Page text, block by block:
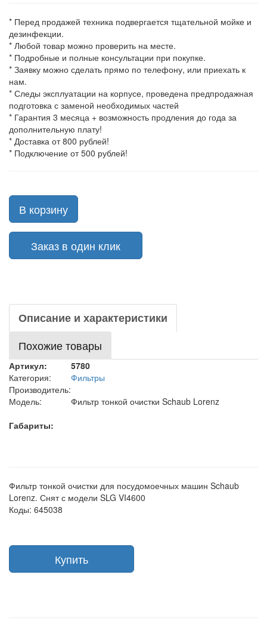
* Перед продажей техника подвергается тщательной мойке и
дезинфекции.
* Любой товар можно проверить на месте.
* Подробные и полные консультации при покупке.
* Заявку можно сделать прямо по телефону, или приехать к
нам.
* Следы эксплуатации на корпусе, проведена предпродажная
подготовка с заменой необходимых частей
* Гарантия 3 месяца + возможность продления до года за
дополнительную плату!
* Доставка от 800 рублей!
* Подключение от 500 рублей!
В корзину
Заказ в один клик
Описание и характеристики
Похожие товары
Артикул:
5780
Категория:
Фильтры
Производитель:
Модель:
Фильтр тонкой очистки Schaub Lorenz
Габариты:
Фильтр тонкой очистки для посудомоечных машин Schaub
Lorenz. Снят с модели SLG VI4600
Коды: 645038